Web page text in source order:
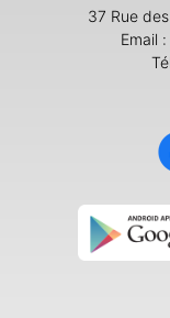
37 Rue
Email